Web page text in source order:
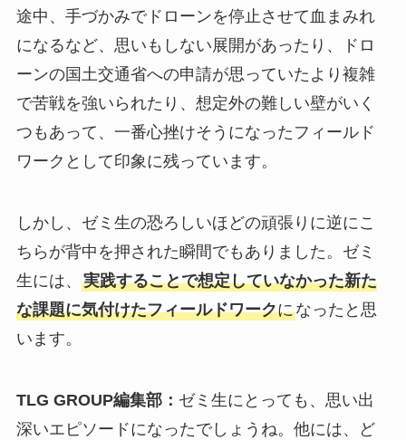
途中、手づかみでドローンを停止させて血まみれ
になるなど、思いもしない展開があったり、ドロ
ーンの国土交通省への申請が思っていたより複雑
で苦戦を強いられたり、想定外の難しい壁がいく
つもあって、一番心挫けそうになったフィールド
ワークとして印象に残っています。
しかし、ゼミ生の恐ろしいほどの頑張りに逆にこ
ちらが背中を押された瞬間でもありました。ゼミ
生には、 実践することで想定していなかった新た
な課題に気付けたフィールドワークになったと思
います。
TLG GROUP編集部： ゼミ生にとっても、思い出
深いエピソードになったでしょうね。他には、ど